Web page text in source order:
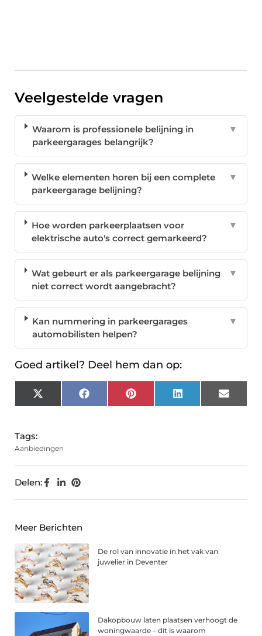
Veelgestelde vragen
Waarom is professionele belijning in
parkeergarages belangrijk?
▼
Welke elementen horen bij een complete
parkeergarage belijning?
▼
Hoe worden parkeerplaatsen voor
elektrische auto's correct gemarkeerd?
▼
Wat gebeurt er als parkeergarage belijning
niet correct wordt aangebracht?
▼
Kan nummering in parkeergarages
automobilisten helpen?
▼
Goed artikel? Deel hem dan op:
X
(Twitter)
FacebookPinterest LinkedIn Email
Tags:
Aanbiedingen
Delen:
Meer Berichten
De rol van innovatie in het vak van
juwelier in Deventer
Dakopbouw laten plaatsen verhoogt de
woningwaarde – dit is waarom